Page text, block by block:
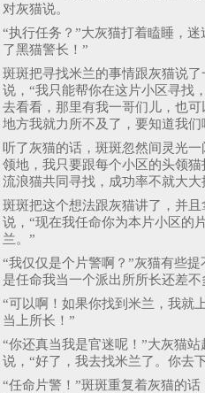
对灰猫说。
“执行任务？”大灰猫打着瞌睡，
了黑猫警长！”
斑斑把寻找米兰的事情跟灰猫说
说，“我只能帮你在这片小区寻找
去看看，那里有我一哥们儿，也
地方我就力所不及了，要知道我
听了灰猫的话，斑斑忽然间灵光
领地，我只要跟每个小区的头领
流浪猫共同寻找，成功率不就大大
斑斑把这个想法跟灰猫讲了，并
说，“现在我任命你为本片小区的
兰。”
“我仅仅是个片警啊？”灰猫有些
是任命我当一个派出所所长还差不
“可以啊！如果你找到米兰，我就
当上所长！”
“你还真当我是官迷呢！”大灰猫
说，“好了，我去找米兰了。你去
“任命片警！”斑斑重复着灰猫的